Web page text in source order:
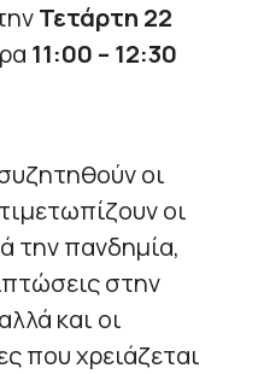
Τετάρτη 22
11:00 – 12:30
οι
οι
την πανδημία,
στην
και οι
που χρειάζεται